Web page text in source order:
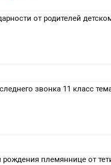
от родителей
звонка 11 класс
рождения племяннице от